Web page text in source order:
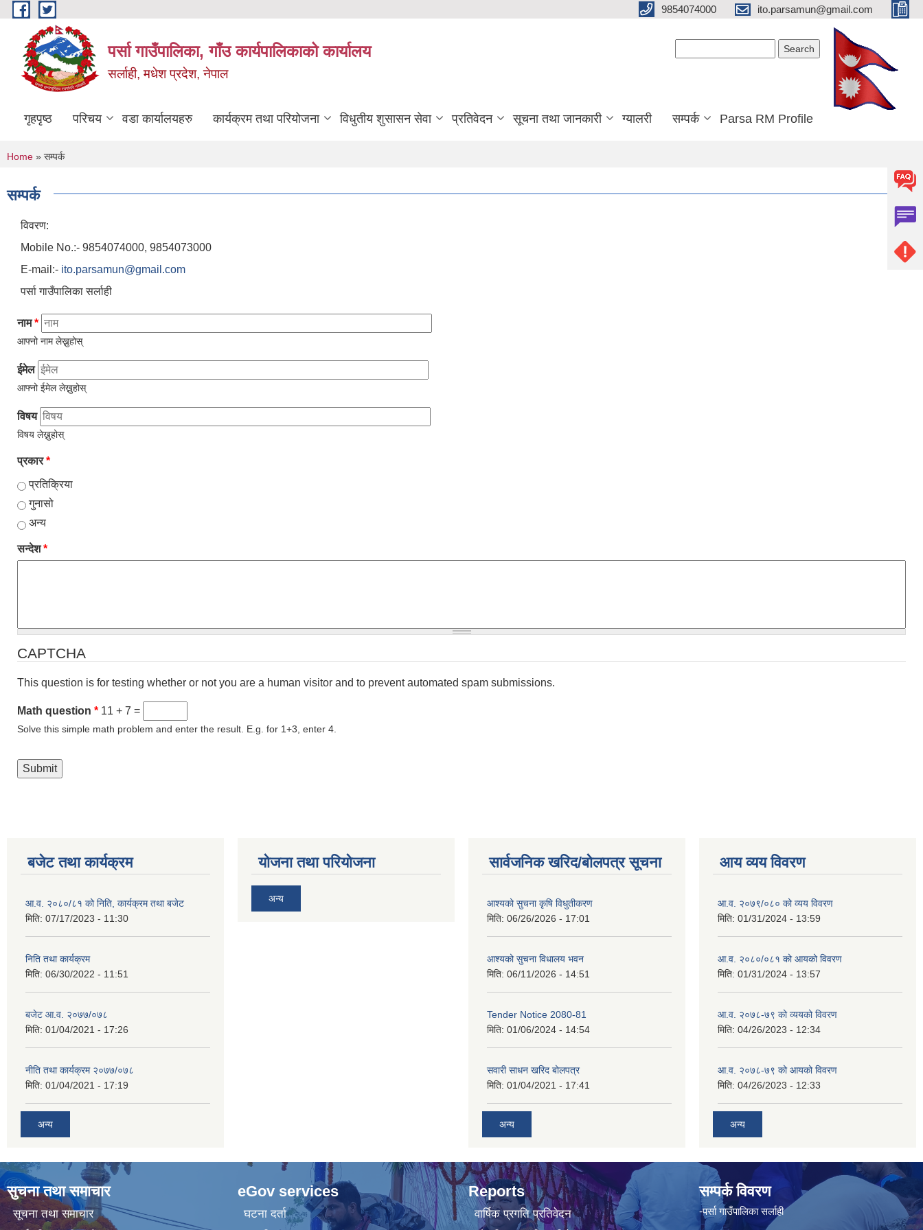
Skip to main content 9854074000 ito.parsamun@gmail.com
पर्सा गाउँपालिका, गाँउ कार्यपालिकाको कार्यालय
सर्लाही, मधेश प्रदेश, नेपाल
गृहपृष्ठ परिचय वडा कार्यालयहरु कार्यक्रम तथा परियोजना विधुतीय शुसासन सेवा प्रतिवेदन सूचना तथा जानकारी ग्यालरी सम्पर्क Parsa RM Profile
You are here
Home » सम्पर्क
सम्पर्क
विवरण:
Mobile No.:- 9854074000, 9854073000
E-mail:- ito.parsamun@gmail.com
पर्सा गाउँपालिका सर्लाही
नाम*
आफ्नो नाम लेख्नुहोस्
ईमेल
आफ्नो ईमेल लेख्नुहोस्
विषय
विषय लेख्नुहोस्
प्रकार*
प्रतिक्रिया
गुनासो
अन्य
सन्देश*
CAPTCHA
This question is for testing whether or not you are a human visitor and to prevent automated spam submissions.
Math question * 11 + 7 =
Solve this simple math problem and enter the result. E.g. for 1+3, enter 4.
बजेट तथा कार्यक्रम
आ.व. २०८०/८१ को निति, कार्यक्रम तथा बजेट
मिति: 07/17/2023 - 11:30
निति तथा कार्यक्रम
मिति: 06/30/2022 - 11:51
बजेट आ.व. २०७७/०७८
मिति: 01/04/2021 - 17:26
नीति तथा कार्यक्रम २०७७/०७८
मिति: 01/04/2021 - 17:19
अन्य
योजना तथा परियोजना
अन्य
सार्वजनिक खरिद/बोलपत्र सूचना
आश्यको सुचना कृषि विधुतीकरण
मिति: 06/26/2026 - 17:01
आश्यको सुचना विधालय भवन
मिति: 06/11/2026 - 14:51
Tender Notice 2080-81
मिति: 01/06/2024 - 14:54
सवारी साधन खरिद बोलपत्र
मिति: 01/04/2021 - 17:41
अन्य
आय व्यय विवरण
आ.व. २०७९/०८० को व्यय विवरण
मिति: 01/31/2024 - 13:59
आ.व. २०८०/०८१ को आयको विवरण
मिति: 01/31/2024 - 13:57
आ.व. २०७८-७९ को व्ययको विवरण
मिति: 04/26/2023 - 12:34
आ.व. २०७८-७९ को आयको विवरण
मिति: 04/26/2023 - 12:33
अन्य
सुचना तथा समाचार
सूचना तथा समाचार
eGov services
घटना दर्ता
Reports
वार्षिक प्रगति प्रतिवेदन
सम्पर्क विवरण
-पर्सा गाउँपालिका सर्लाही